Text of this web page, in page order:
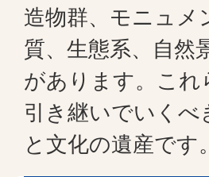
造物群、モニュメ
質、生態系、自然
があります。これ
引き継いでいく
と文化の遺産です。